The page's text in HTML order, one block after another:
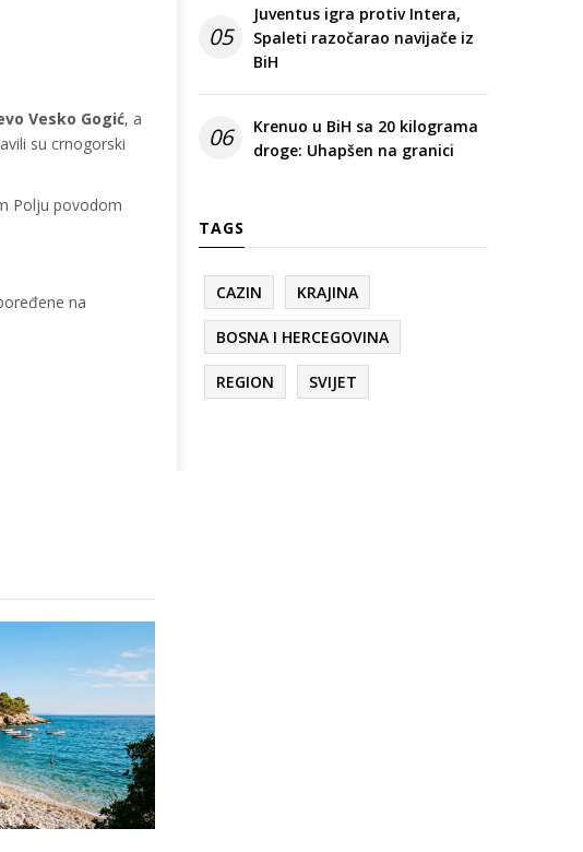
Vesko Gogić, a
su crnogorski
Polju povodom
na
05
Juventus igra protiv Intera,
Spaleti razočarao navijače iz
BiH
06
Krenuo u BiH sa 20 kilograma
droge: Uhapšen na granici
TAGS
CAZIN KRAJINA
BOSNA I HERCEGOVINA
REGION SVIJET